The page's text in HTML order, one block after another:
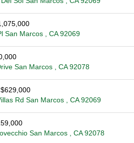
San Marcos , CA 92069
San Marcos , CA 92078
$629,000
Rd San Marcos , CA 92069
San Marcos , CA 92078